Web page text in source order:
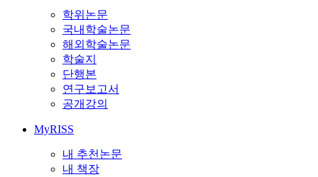
학위논문
국내학술논문
해외학술논문
학술지
단행본
연구보고서
공개강의
MyRISS
내 추천논문
내 책장